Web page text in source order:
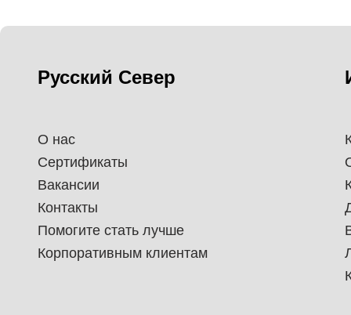
Русский Север
О нас
Сертификаты
Вакансии
Контакты
Помогите стать лучше
Корпоративным клиентам